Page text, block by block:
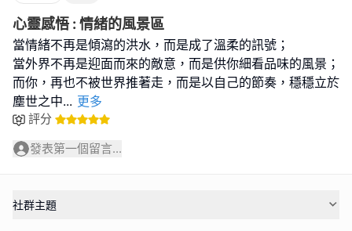
心靈感悟 : 情緒的風景區
當情緒不再是傾瀉的洪水，而是成了溫柔的訊號；
當外界不再是迎面而來的敵意，而是供你細看品味的風景；
而你，再也不被世界推著走，而是以自己的節奏，穩穩立於
塵世之中... 更多
評分
發表第一個留言...
社群主題